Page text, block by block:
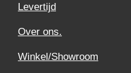
Levertijd
Over ons.
Winkel/Showroom